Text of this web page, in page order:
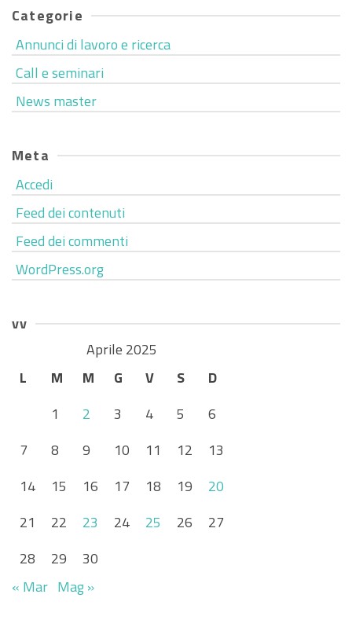
Categorie
Annunci di lavoro e ricerca
Call e seminari
News master
Meta
Accedi
Feed dei contenuti
Feed dei commenti
WordPress.org
vv
Aprile 2025
L
M M G V S
D
1
2 3 4 5
6
7
8 9 10 11 12
13
14
15 16 17 18 19
20
21
22 23 24 25 26
27
28
29
30
« Mar Mag »